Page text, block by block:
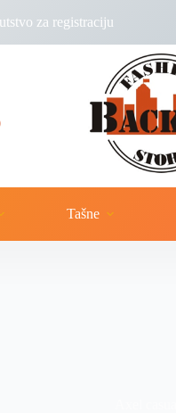
za registraciju
Tašne